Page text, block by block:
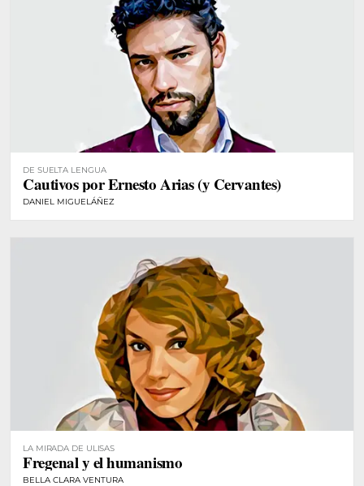
DE SUELTA LENGUA
Cautivos por Ernesto Arias (y Cervantes)
DANIEL MIGUELÁÑEZ
LA MIRADA DE ULISAS
Fregenal y el humanismo
BELLA CLARA VENTURA